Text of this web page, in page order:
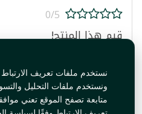
نستخدم ملفات تعريف
ونستخدم ملفات التحليل
متابعة تصفح الموقع تعني
0/5
قيم هذا المنتج!